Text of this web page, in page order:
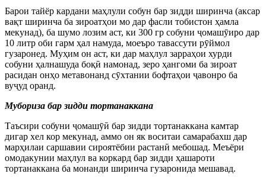
Барои тайёр кардани маҳлули собун бар зидди ширинча (аксар
вақт ширинча ба зироатҳои мо дар фасли тобистон ҳамла
мекунад), ба шумо лозим аст, ки 300 гр собуни ҷомашӯиро дар
10 литр оби гарм ҳал намуда, моеъро тавассути рӯймол
гузаронед. Муҳим он аст, ки дар маҳлул зарраҳои хурди
собуни ҳалнашуда боқӣ намонад, зеро ҳангоми ба зироат
расидан онҳо метавонанд сӯхтании бофтаҳои ҷавонро ба
вуҷуд оранд.
Мубориза бар зидди тортанаккана
Таъсири собуни ҷомашӯӣ бар зидди тортанаккана камтар
дигар хел кор мекунад, аммо он як воситаи самарабахш дар
марҳилаи саршавии сироятёбии растанӣ мебошад. Меъёри
омодакунии маҳлул ва коркард бар зидди ҳашароти
тортанаккана ба монанди ширинча гузаронида мешавад.